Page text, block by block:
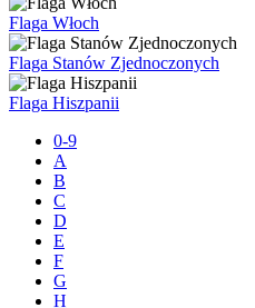
Flaga Włoch
Flaga Stanów Zjednoczonych
Flaga Hiszpanii
0-9
A
B
C
D
E
F
G
H